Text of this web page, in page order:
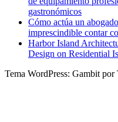
gastronómicos
Cómo actúa un
imprescindible contar
Harbor Island
Design on Residential
Tema WordPress: Gambit por